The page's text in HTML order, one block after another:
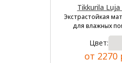
Tikkurila
Экстрастойкая
для влажных
Цвет:
от 2270